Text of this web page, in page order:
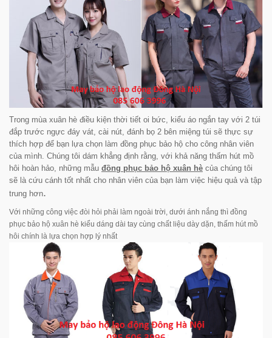
Trong mùa xuân hè điều kiện thời tiết oi bức, kiểu áo ngắn tay với 2 túi
đắp trước ngực đáy vát, cài nút, đánh bọ 2 bên miệng túi sẽ thực sự
thích hợp để bạn lựa chọn làm đồng phục bảo hộ cho công nhân viên
của mình. Chúng tôi dám khẳng định rằng, với khả năng thấm hút mồ
hôi hoàn hảo, những mẫu đồng phục bảo hộ xuân hè của chúng tôi
sẽ là cứu cánh tốt nhất cho nhân viên của bạn làm việc hiệu quả và tập
trung hơn.
Với những công việc đòi hỏi phải làm ngoài trời, dưới ánh nắng thì đồng
phục bảo hộ xuân hè kiểu dáng dài tay cùng chất liệu dày dặn, thấm hút mồ
hôi chính là lựa chọn hợp lý nhất